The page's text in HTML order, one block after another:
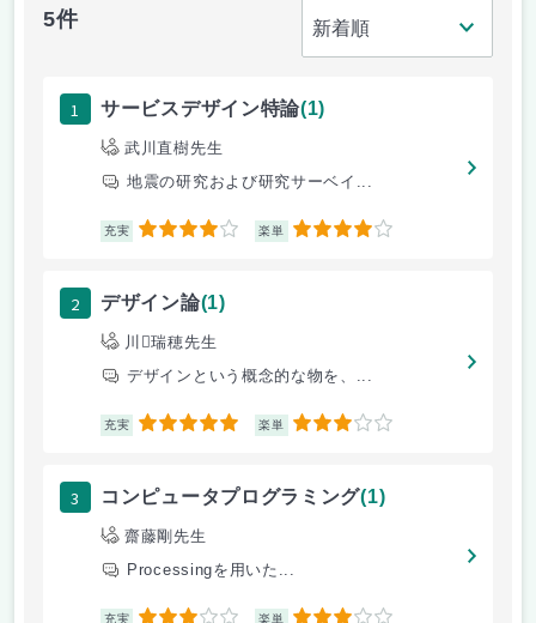
5件
1 サービスデザイン特論(1)
武川直樹先生
地震の研究および研究サーベイ...
充実 4 楽単 4
2 デザイン論(1)
川瑞穂先生
デザインという概念的な物を、...
充実 5 楽単 3
3 コンピュータプログラミング(1)
齋藤剛先生
Processingを用いた...
充実 楽単